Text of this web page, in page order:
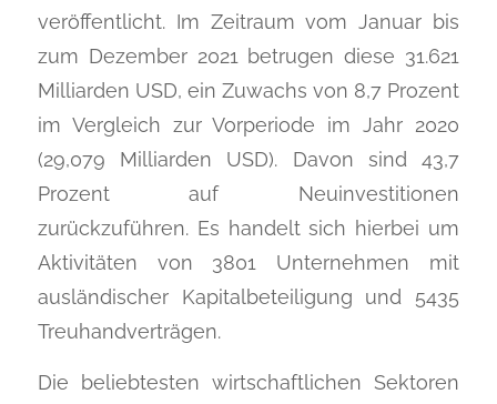
veröffentlicht. Im Zeitraum vom Januar bis
zum Dezember 2021 betrugen diese 31.621
Milliarden USD, ein Zuwachs von 8,7 Prozent
im Vergleich zur Vorperiode im Jahr 2020
(29,079 Milliarden USD). Davon sind 43,7
Prozent auf Neuinvestitionen
zurückzuführen. Es handelt sich hierbei um
Aktivitäten von 3801 Unternehmen mit
ausländischer Kapitalbeteiligung und 5435
Treuhandverträgen.
Die beliebtesten wirtschaftlichen Sektoren